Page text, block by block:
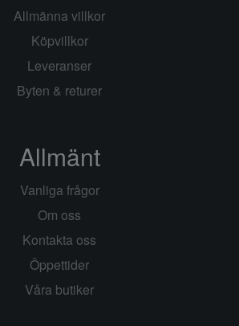
Allmänna villkor
Köpvillkor
Leveranser
Byten & returer
Allmänt
Vanliga frågor
Om oss
Kontakta oss
Öppettider
Våra butiker